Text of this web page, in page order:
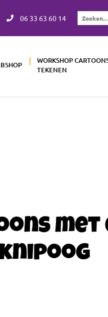
06 33 63 60 14
Zoeken...
WORKSHOP
TEKENEN
met
knipoog